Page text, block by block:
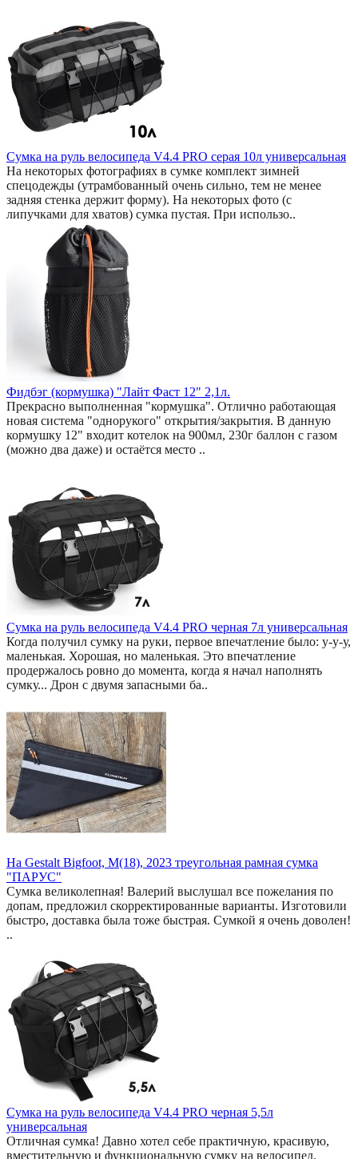
Сумка на руль велосипеда V4.4 PRO серая 10л универсальная
На некоторых фотографиях в сумке комплект зимней
спецодежды (утрамбованный очень сильно, тем не менее
задняя стенка держит форму). На некоторых фото (с
липучками для хватов) сумка пустая. При использо..
Фидбэг (кормушка) "Лайт Фаст 12" 2,1л.
Прекрасно выполненная "кормушка". Отлично работающая
новая система "однорукого" открытия/закрытия. В данную
кормушку 12" входит котелок на 900мл, 230г баллон с газом
(можно два даже) и остаётся место ..
Сумка на руль велосипеда V4.4 PRO черная 7л универсальная
Когда получил сумку на руки, первое впечатление было: у-у-у,
маленькая. Хорошая, но маленькая. Это впечатление
продержалось ровно до момента, когда я начал наполнять
сумку... Дрон с двумя запасными ба..
На Gestalt Bigfoot, M(18), 2023 треугольная рамная сумка
"ПАРУС"
Сумка великолепная! Валерий выслушал все пожелания по
допам, предложил скорректированные варианты. Изготовили
быстро, доставка была тоже быстрая. Сумкой я очень доволен!
..
Сумка на руль велосипеда V4.4 PRO черная 5,5л
универсальная
Отличная сумка! Давно хотел себе практичную, красивую,
вместительную и функциональную сумку на велосипед.